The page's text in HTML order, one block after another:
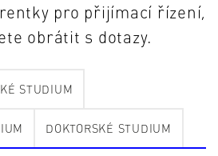
pro přijímací řízení,
obrátit s dotazy.
STUDIUM
DOKTORSKÉ STUDIUM